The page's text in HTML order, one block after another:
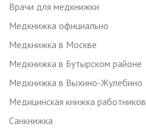
Врачи для медкнижки
Медкнижка официально
Медкнижка в Москве
Медкнижка в Бутырском районе
Медкнижка в Выхино-Жулебино
Медицинская книжка работников
Санкнижка